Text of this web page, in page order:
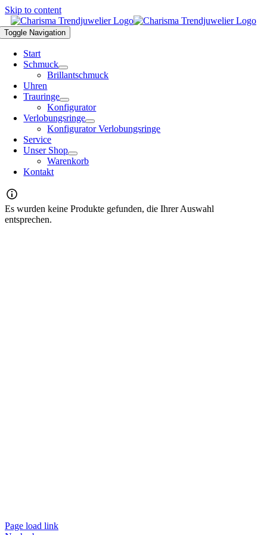
Skip to content
Toggle Navigation
Start
Schmuck
Brillantschmuck
Uhren
Trauringe
Konfigurator
Verlobungsringe
Konfigurator Verlobungsringe
Service
Unser Shop
Warenkorb
Kontakt
Es wurden keine Produkte gefunden, die Ihrer Auswahl
entsprechen.
Page load link